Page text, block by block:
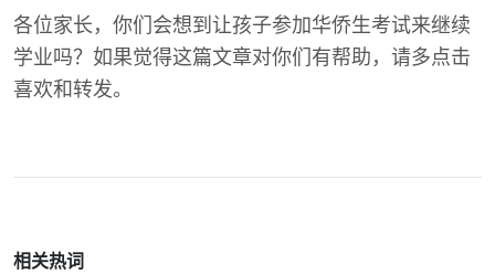
各位家长，你们会想到让孩子参加华侨生考试来继续
学业吗？如果觉得这篇文章对你们有帮助，请多点击
喜欢和转发。
相关热词